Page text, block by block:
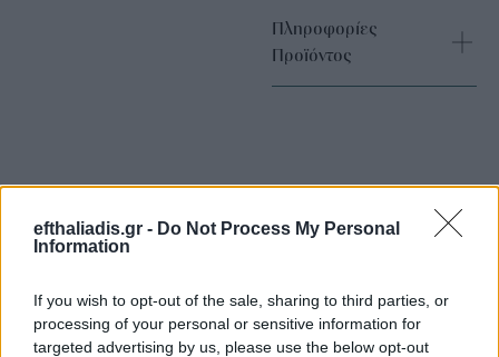
efthaliadis.gr - Do Not Process My Personal
Information
If you wish to opt-out of the sale, sharing to third parties, or
processing of your personal or sensitive information for
targeted advertising by us, please use the below opt-out
Πληροφορίες
Προϊόντος
Επιλογές Που Ταιριάζουν
Ανακαλύψτε τα κοσμήματα που αγαπήθηκαν περισσότερο!
Εδώ θα βρείτε τις κορυφαίες επιλογές που ξεχωρίζουν για